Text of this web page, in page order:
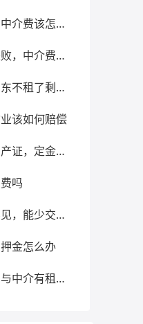
介费该怎么
，中介费咋
不租了剩余
该如何赔偿
证，定金咋
吗
，能少交物
金怎么办
中介有租金